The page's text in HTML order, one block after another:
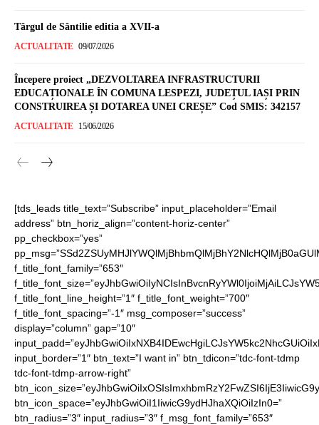
Târgul de Sântilie editia a XVII-a
ACTUALITATE 09/07/2026
Începere proiect „DEZVOLTAREA INFRASTRUCTURII
EDUCAȚIONALE ÎN COMUNA LESPEZI, JUDEȚUL IAȘI PRIN
CONSTRUIREA ȘI DOTAREA UNEI CREȘE” Cod SMIS: 342157
ACTUALITATE 15/06/2026
[tds_leads title_text=”Subscribe” input_placeholder=”Email
address” btn_horiz_align=”content-horiz-center”
pp_checkbox=”yes”
f_title_font_family=”653″
f_title_font_line_height=”1″ f_title_font_weight=”700″
f_title_font_spacing=”-1″ msg_composer=”success”
display=”column” gap=”10″
input_border=”1″ btn_text=”I want in” btn_tdicon=”tdc-font-tdmp
tdc-font-tdmp-arrow-right”
btn_icon_space=”eyJhbGwiOiI1IiwicG9ydHJhaXQiOiIzIn0=”
btn_radius=”3″ input_radius=”3″ f_msg_font_family=”653″